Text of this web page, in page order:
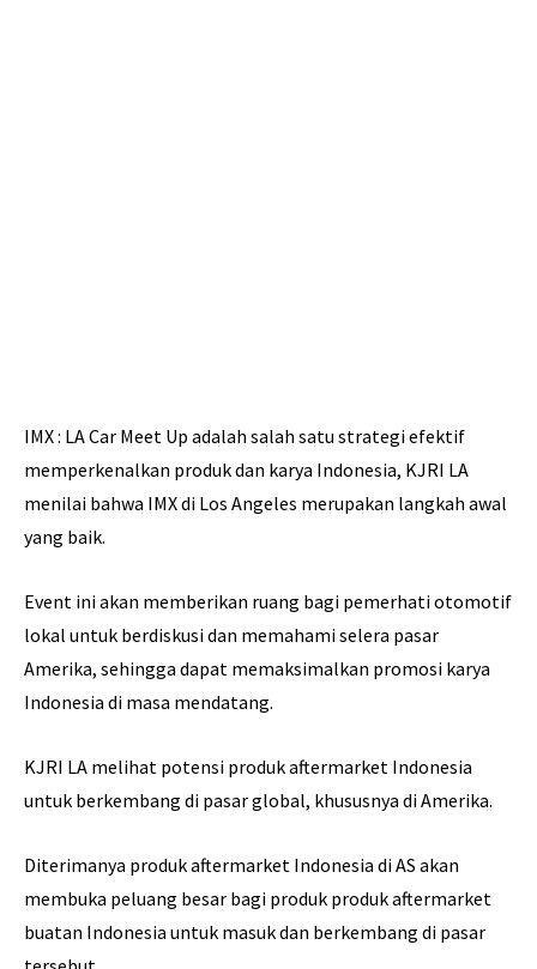
IMX : LA Car Meet Up adalah salah satu strategi efektif
memperkenalkan produk dan karya Indonesia, KJRI LA
menilai bahwa IMX di Los Angeles merupakan langkah awal
yang baik.
Event ini akan memberikan ruang bagi pemerhati otomotif
lokal untuk berdiskusi dan memahami selera pasar
Amerika, sehingga dapat memaksimalkan promosi karya
Indonesia di masa mendatang.
KJRI LA melihat potensi produk aftermarket Indonesia
untuk berkembang di pasar global, khususnya di Amerika.
Diterimanya produk aftermarket Indonesia di AS akan
membuka peluang besar bagi produk produk aftermarket
buatan Indonesia untuk masuk dan berkembang di pasar